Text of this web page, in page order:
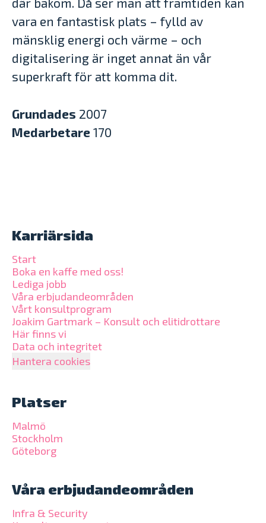
vara en fantastisk plats – fylld av
mänsklig energi och värme – och
digitalisering är inget annat än vår
superkraft för att komma dit.
Grundades 2007
Medarbetare 170
Karriärsida
Start
Boka en kaffe med oss!
Lediga jobb
Våra erbjudandeområden
Vårt konsultprogram
Joakim Gartmark – Konsult och elitidrottare
Här finns vi
Data och integritet
Hantera cookies
Platser
Malmö
Stockholm
Göteborg
Våra erbjudandeområden
Infra & Security